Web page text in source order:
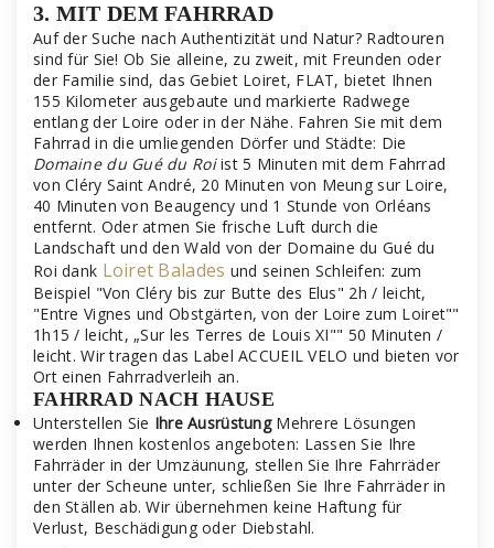
3. MIT DEM FAHRRAD
Auf der Suche nach Authentizität und Natur? Radtouren
sind für Sie! Ob Sie alleine, zu zweit, mit Freunden oder
der Familie sind, das Gebiet Loiret, FLAT, bietet Ihnen
155 Kilometer ausgebaute und markierte Radwege
entlang der Loire oder in der Nähe. Fahren Sie mit dem
Fahrrad in die umliegenden Dörfer und Städte: Die
Domaine du Gué du Roiist 5 Minuten mit dem Fahrrad
von Cléry Saint André, 20 Minuten von Meung sur Loire,
40 Minuten von Beaugency und 1 Stunde von Orléans
entfernt. Oder atmen Sie frische Luft durch die
Landschaft und den Wald von der Domaine du Gué du
Roi dank Loiret Balades und seinen Schleifen: zum
Beispiel "Von Cléry bis zur Butte des Elus" 2h / leicht,
"Entre Vignes und Obstgärten, von der Loire zum Loiret""
1h15 / leicht, „Sur les Terres de Louis XI"" 50 Minuten /
leicht. Wir tragen das Label ACCUEIL VELO und bieten vor
Ort einen Fahrradverleih an.
FAHRRAD NACH HAUSE
Unterstellen Sie Ihre AusrüstungMehrere Lösungen
werden Ihnen kostenlos angeboten: Lassen Sie Ihre
Fahrräder in der Umzäunung, stellen Sie Ihre Fahrräder
unter der Scheune unter, schließen Sie Ihre Fahrräder in
den Ställen ab. Wir übernehmen keine Haftung für
Verlust, Beschädigung oder Diebstahl.